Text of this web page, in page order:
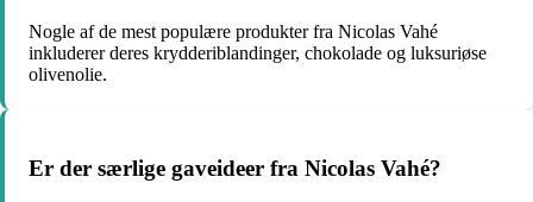
Nogle af de mest populære produkter fra Nicolas Vahé
inkluderer deres krydderiblandinger, chokolade og luksuriøse
olivenolie.
Er der særlige gaveideer fra Nicolas Vahé?